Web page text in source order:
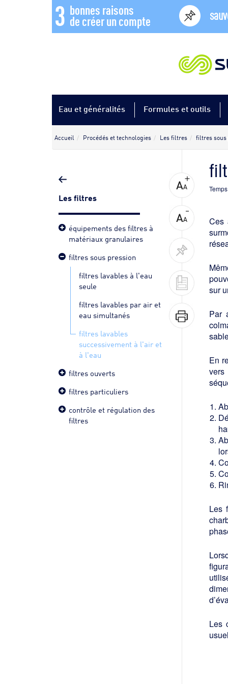
3 bonnes raisons
de créer un compte
Eau et généralités Formules et outils
Accueil Procédés et technologies Les filtres filtres sous
Les filtres
équipements des filtres à
matériaux granulaires
filtres sous pression
filtres lavables à l'eau
seule
filtres lavables par air et
eau simultanés
filtres lavables
successivement à l'air et
à l'eau
filtres ouverts
filtres particuliers
contrôle et régulation des
filtres
Ces
sur
Par
En
vers
Les
Les